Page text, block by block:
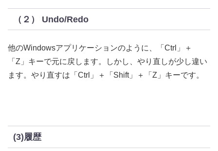
（２） Undo/Redo
他のWindowsアプリケーションのように、「Ctrl」＋
「Z」キーで元に戻します。しかし、やり直しが少し違い
ます。やり直すは「Ctrl」＋「Shift」＋「Z」キーです。
(3)履歴